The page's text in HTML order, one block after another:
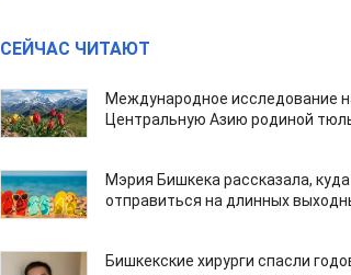
СЕЙЧАС ЧИТАЮТ
Международное исследование
Центральную Азию родиной
Мэрия Бишкека рассказала,
отправиться на длинных
Бишкекские хирурги спасли